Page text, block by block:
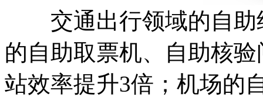
交通出行领域的自助
的自助取票机、自助核
站效率提升3倍；机场的